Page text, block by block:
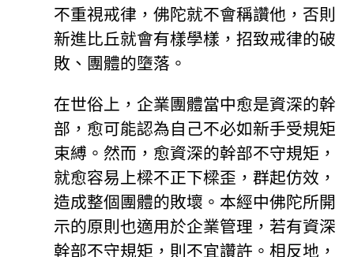
不重視戒律，佛陀就不會稱讚他，否則
新進比丘就會有樣學樣，招致戒律的破
敗、團體的墮落。
在世俗上，企業團體當中愈是資深的幹
部，愈可能認為自己不必如新手受規矩
束縛。然而，愈資深的幹部不守規矩，
就愈容易上樑不正下樑歪，群起仿效，
造成整個團體的敗壞。本經中佛陀所開
示的原則也適用於企業管理，若有資深
幹部不守規矩，則不宜讚許。相反地，